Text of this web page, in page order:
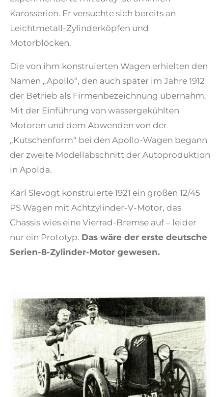
Karosserien. Er versuchte sich bereits an
Leichtmetall-Zylinderköpfen und
Motorblöcken.
Die von ihm konstruierten Wagen erhielten den
Namen „Apollo“, den auch später im Jahre 1912
der Betrieb als Firmenbezeichnung übernahm.
Mit der Einführung von wassergekühlten
Motoren und dem Abwenden von der
„Kutschenform“ bei den Apollo-Wagen begann
der zweite Modellabschnitt der Autoproduk­tion
in Apolda.
Karl Slevogt konstruierte 1921 ein großen 12/45
PS Wagen mit Achtzylinder-V-Motor, das
Chassis wies eine Vierrad-Bremse auf – leider
nur ein Prototyp. Das wäre der erste deutsche
Serien-8-Zylinder-Motor gewesen.